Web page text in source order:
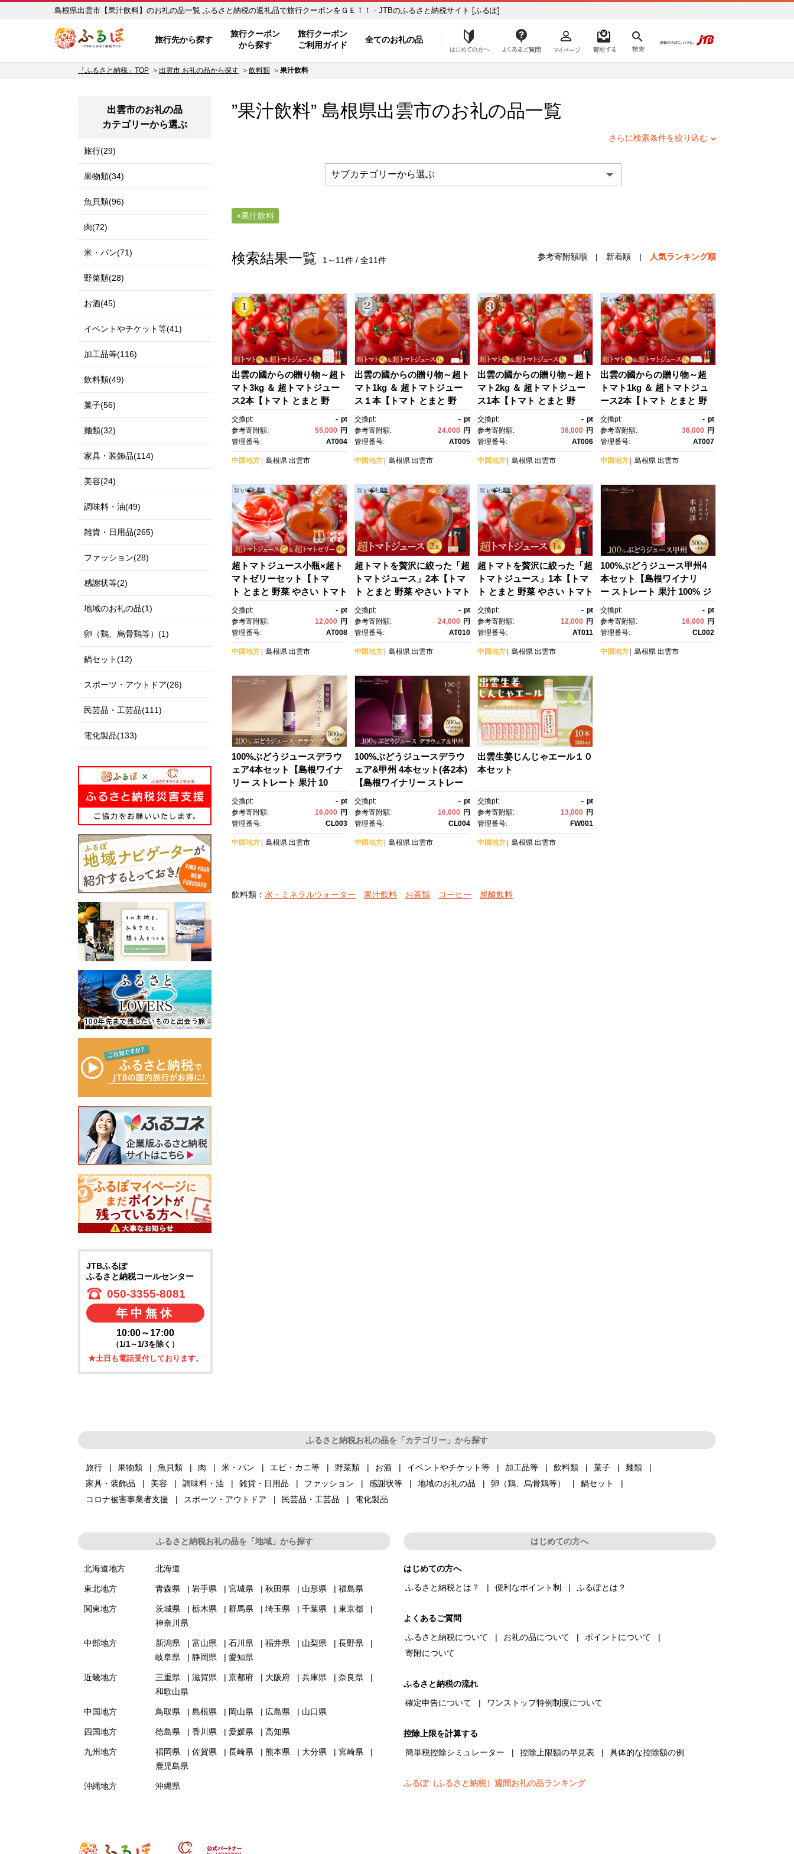
島根県出雲市【果汁飲料】のお礼の品一覧 ふるさと納税の返礼品で旅行クーポンをＧＥＴ！ - JTBのふるさと納税サイト [ふるぽ]
旅行先から探す
旅行クーポン
から探す
旅行クーポン
ご利用ガイド
全てのお礼の品 はじめての方へ
「ふるさと納税」TOP 出雲市 お礼の品から探す 飲料類 果汁飲料
”果汁飲料” 島根県出雲市のお礼の品一覧
さらに検索条件を絞り込む
果汁飲料
検索結果一覧 1～11件 / 全11件 参考寄附額順 | 新着順 | 人気ランキング順
出雲の國からの贈り物～超ト
マト3kg ＆ 超トマトジュー
ス2本【トマト とまと 野
菜 やさい トマトジュース 野
菜ジュース 新鮮 産地直送 贈
答 出雲 出雲市 おすすめ 人
交換pt: - pt
参考寄附額:
55,000 円
管理番号:
AT004
中国地方 島根県 出雲市
出雲の國からの贈り物～超ト
マト1kg ＆ 超トマトジュー
ス１本【トマト とまと 野
菜 やさい トマトジュース 野
菜ジュース 新鮮 産地直送 贈
答 出雲 出雲市 おすすめ 人
交換pt: - pt
参考寄附額:
24,000 円
管理番号:
AT005
中国地方 島根県 出雲市
出雲の國からの贈り物～超ト
マト2kg ＆ 超トマトジュー
ス1本【トマト とまと 野
菜 やさい トマトジュース 野
菜ジュース 新鮮 産地直送 贈
答 出雲 出雲市 おすすめ 人
交換pt: - pt
参考寄附額:
36,000 円
管理番号:
AT006
中国地方 島根県 出雲市
出雲の國からの贈り物～超
トマト1kg ＆ 超トマトジュ
ース2本【トマト とまと 野
菜 やさい トマトジュース 野
菜ジュース 新鮮 産地直送 贈
答 出雲 出雲市 おすすめ 人
交換pt: - pt
参考寄附額:
36,000 円
管理番号:
AT007
中国地方 島根県 出雲市
超トマトジュース小瓶×超ト
マトゼリーセット【トマ
ト とまと 野菜 やさい トマト
ジュース 野菜ジュース ゼリ
ー トマトゼリー 新鮮 産地直
送 贈答 出雲 出雲市 おすす
交換pt: - pt
参考寄附額:
12,000 円
管理番号:
AT008
中国地方 島根県 出雲市
超トマトを贅沢に絞った「超
トマトジュース」2本【トマ
ト とまと 野菜 やさい トマト
ジュース 野菜ジュース 新
鮮 産地直送 贈答 出雲 出雲
市 おすすめ 人気】
交換pt: - pt
参考寄附額:
24,000 円
管理番号:
AT010
中国地方 島根県 出雲市
超トマトを贅沢に絞った「超
トマトジュース」1本【トマ
ト とまと 野菜 やさい トマト
ジュース 野菜ジュース 新
鮮 産地直送 贈答 出雲 出雲
市 おすすめ 人気】
交換pt: - pt
参考寄附額:
12,000 円
管理番号:
AT011
中国地方 島根県 出雲市
100%ぶどうジュース甲州4
本セット【島根ワイナリ
ー ストレート 果汁 100% ジ
ュース 葡萄 ぶどう セット商
品 島根県 出雲市 おすす
め 人気】
交換pt: - pt
参考寄附額:
16,000 円
管理番号:
CL002
中国地方 島根県 出雲市
100%ぶどうジュースデラウ
ェア4本セット【島根ワイナ
リー ストレート 果汁 10
0% ジュース 葡萄 ぶどう セ
ット商品 島根県 出雲市 おす
すめ 人気】
交換pt: - pt
参考寄附額:
16,000 円
管理番号:
CL003
中国地方 島根県 出雲市
100%ぶどうジュースデラウ
ェア&甲州 4本セット(各2本)
【島根ワイナリー ストレー
ト 果汁 100% ジュース 葡
萄 ぶどう セット商品 島根
県 出雲市 おすすめ 人気】
交換pt: - pt
参考寄附額:
16,000 円
管理番号:
CL004
中国地方 島根県 出雲市
出雲生姜じんじゃエール１０
本セット
交換pt: - pt
参考寄附額:
13,000 円
管理番号:
FW001
中国地方 島根県 出雲市
飲料類： 水・ミネラルウォーター 果汁飲料 お茶類 コーヒー 炭酸飲料
出雲市のお礼の品
カテゴリーから選ぶ
旅行(29)
果物類(34)
魚貝類(96)
肉(72)
米・パン(71)
野菜類(28)
お酒(45)
イベントやチケット等(41)
加工品等(116)
飲料類(49)
菓子(56)
麺類(32)
家具・装飾品(114)
美容(24)
調味料・油(49)
雑貨・日用品(265)
ファッション(28)
感謝状等(2)
地域のお礼の品(1)
卵（鶏、烏骨鶏等）(1)
鍋セット(12)
スポーツ・アウトドア(26)
民芸品・工芸品(111)
電化製品(133)
JTBふるぽ
ふるさと納税コールセンター
050-3355-8081
年中無休
10:00～17:00
（1/1～1/3を除く）
★土日も電話受付しております。
ふるさと納税お礼の品を「カテゴリー」から探す
旅行 果物類 魚貝類 肉 米・パン エビ・カニ等 野菜類 お酒 イベントやチケット等 加工品等 飲料類 菓子
麺類
家具・装飾品
美容 調味料・油 雑貨・日用品 ファッション 感謝状等 地域のお礼の品 卵（鶏、烏骨鶏等）
鍋セット
コロナ被害事業者支援
スポーツ・アウトドア 民芸品・工芸品 電化製品
ふるさと納税お礼の品を「地域」から探す
北海道地方 北海道
東北地方 青森県 岩手県 宮城県 秋田県 山形県 福島県
関東地方 茨城県 栃木県 群馬県 埼玉県 千葉県
東京都
神奈川県
中部地方 新潟県 富山県 石川県 福井県 山梨県
長野県
岐阜県
静岡県 愛知県
近畿地方 三重県 滋賀県 京都府 大阪府 兵庫県
奈良県
和歌山県
中国地方 鳥取県 島根県 岡山県 広島県 山口県
四国地方 徳島県 香川県 愛媛県 高知県
九州地方 福岡県 佐賀県 長崎県 熊本県 大分県
宮崎県
鹿児島県
沖縄地方 沖縄県
はじめての方へ
はじめての方へ
ふるさと納税とは？
便利なポイント制 ふるぽとは？
よくあるご質問
ふるさと納税について
お礼の品について
ポイントについて
寄附について
ふるさと納税の流れ
確定申告について
ワンストップ特例制度について
控除上限を計算する
簡単税控除シミュレーター
控除上限額の早見表 具体的な控除額の例
ふるぽ（ふるさと納税）週間お礼の品ランキング